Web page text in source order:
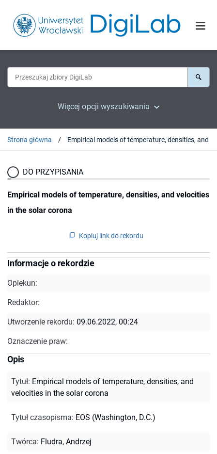
Więcej opcji wyszukiwania
Strona główna
DO PRZYPISANIA
Empirical models of temperature, densities, and velocities
in the solar corona
Kopiuj link do rekordu
Informacje o rekordzie
Opiekun:
Redaktor:
Utworzenie rekordu: 09.06.2022, 00:24
Oznaczenie praw:
Opis
Tytuł: Empirical models of temperature, densities, and
velocities in the solar corona
Tytuł czasopisma: EOS (Washington, D.C.)
Twórca: Fludra, Andrzej